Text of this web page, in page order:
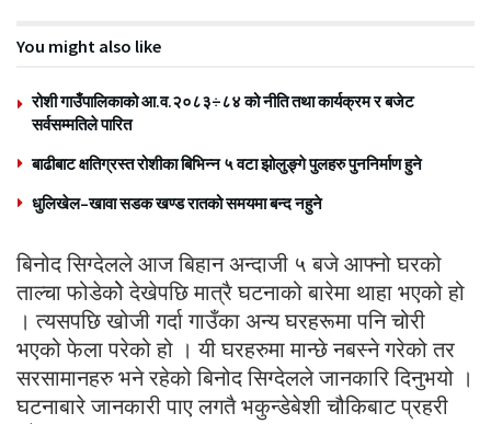
You might also like
रोशी गाउँपालिकाको आ.व.२०८३÷८४ को नीति तथा कार्यक्रम र बजेट
सर्वसम्मतिले पारित
बाढीबाट क्षतिग्रस्त रोशीका बिभिन्न ५ वटा झोलुङ्गे पुलहरु पुननिर्माण हुने
धुलिखेल–खावा सडक खण्ड रातको समयमा बन्द नहुने
बिनोद सिग्देलले आज बिहान अन्दाजी ५ बजे आफ्नो घरको
ताल्चा फोडेकोे देखेपछि मात्रै घटनाको बारेमा थाहा भएको हो
। त्यसपछि खोजी गर्दा गाउँका अन्य घरहरूमा पनि चोरी
भएको फेला परेको हो । यी घरहरुमा मान्छे नबस्ने गरेको तर
सरसामानहरु भने रहेको बिनोद सिग्देलले जानकारि दिनुभयो ।
घटनाबारे जानकारी पाए लगतै भकुन्डेबेशी चौकिबाट प्रहरी